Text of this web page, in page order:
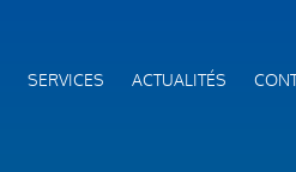
SERVICES ACTUALITÉS